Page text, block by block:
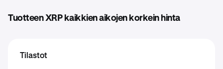
Tuotteen XRP kaikkien aikojen korkein hinta
Tilastot